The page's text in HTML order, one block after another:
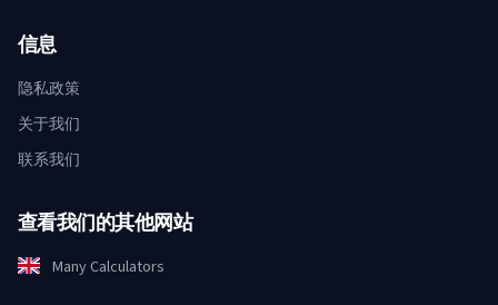
信息
隐私政策
关于我们
联系我们
查看我们的其他网站
Many Calculators